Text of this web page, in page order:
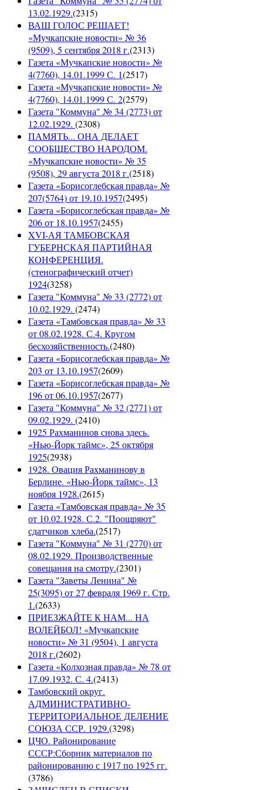
13.02.1929.(2315)
ВАШ ГОЛОС РЕШАЕТ!
«Мучкапские новости» № 36
(9509), 5 сентября 2018 г.(2313)
Газета «Мучкапские новости» №
4(7760), 14.01.1999 С. 1(2517)
Газета «Мучкапские новости» №
4(7760), 14.01.1999 С. 2(2579)
Газета "Коммуна" № 34 (2773) от
12.02.1929. (2308)
ПАМЯТЬ... ОНА ДЕЛАЕТ
СООБЩЕСТВО НАРОДОМ.
«Мучкапские новости» № 35
(9508), 29 августа 2018 г.(2518)
Газета «Борисоглебская правда» №
207(5764) от 19.10.1957(2495)
Газета «Борисоглебская правда» №
206 от 18.10.1957(2455)
XVI-АЯ ТАМБОВСКАЯ
ГУБЕРНСКАЯ ПАРТИЙНАЯ
КОНФЕРЕНЦИЯ.
(стенографический отчет)
1924(3258)
Газета "Коммуна" № 33 (2772) от
10.02.1929. (2474)
Газета «Тамбовская правда» № 33
от 08.02.1928. С.4. Кругом
бесхозяйственность.(2480)
Газета «Борисоглебская правда» №
203 от 13.10.1957(2609)
Газета «Борисоглебская правда» №
196 от 06.10.1957(2677)
Газета "Коммуна" № 32 (2771) от
09.02.1929. (2410)
1925 Рахманинов снова здесь.
«Нью-Йорк таймс», 25 октября
1925(2938)
1928. Овация Рахманинову в
Берлине. «Нью-Йорк таймс», 13
ноября 1928.(2615)
Газета «Тамбовская правда» № 35
от 10.02.1928. С.2. "Поощряют"
сдатчиков хлеба.(2517)
Газета "Коммуна" № 31 (2770) от
08.02.1929. Производственные
совещания на смотру.(2301)
Газета "Заветы Ленина" №
25(3095) от 27 февраля 1969 г. Стр.
1.(2633)
ПРИЕЗЖАЙТЕ К НАМ... НА
ВОЛЕЙБОЛ! «Мучкапские
новости» № 31 (9504), 1 августа
2018 г.(2602)
Газета «Колхозная правда» № 78 от
17.09.1932. С. 4.(2413)
Тамбовский округ.
АДМИНИСТРАТИВНО-
ТЕРРИТОРИАЛЬНОЕ ДЕЛЕНИЕ
СОЮЗА ССР. 1929.(3298)
ЦЧО. Районирование
СССР:Сборник материалов по
районированию с 1917 по 1925 гг.
(3786)